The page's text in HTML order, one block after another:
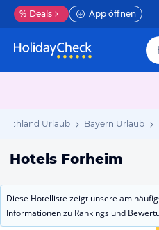
% Deals App öffnen
Urlaub Bayern Urlaub
Hotels Forheim
Diese Hotelliste zeigt unsere am
Informationen zu Rankings und